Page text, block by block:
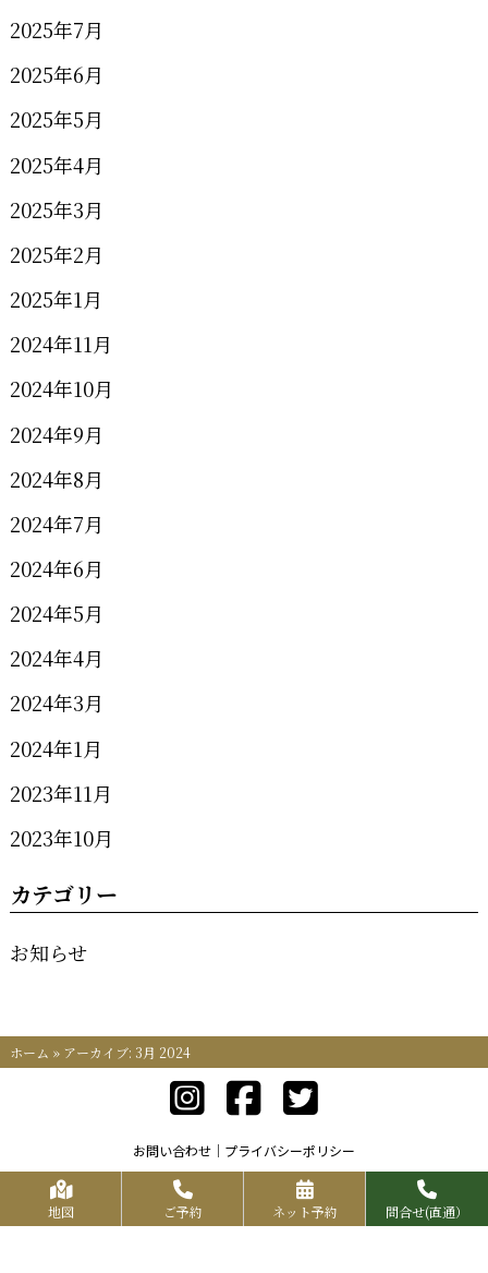
2025年7月
2025年6月
2025年5月
2025年4月
2025年3月
2025年2月
2025年1月
2024年11月
2024年10月
2024年9月
2024年8月
2024年7月
2024年6月
2024年5月
2024年4月
2024年3月
2024年1月
2023年11月
2023年10月
カテゴリー
お知らせ
ホーム » アーカイブ: 3月 2024
お問い合わせ プライバシーポリシー
Copyrights KR FOOD SERVICE All Rights Reserved.
地図 ご予約 ネット予約 問合せ(直通）